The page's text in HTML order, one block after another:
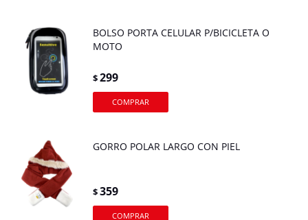
BOLSO PORTA CELULAR P/BICICLETA O
MOTO
$299
GORRO POLAR LARGO CON PIEL
$359